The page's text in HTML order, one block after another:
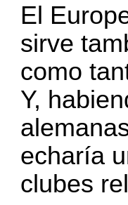
El
sirve
como
Y,
echaría
clubes